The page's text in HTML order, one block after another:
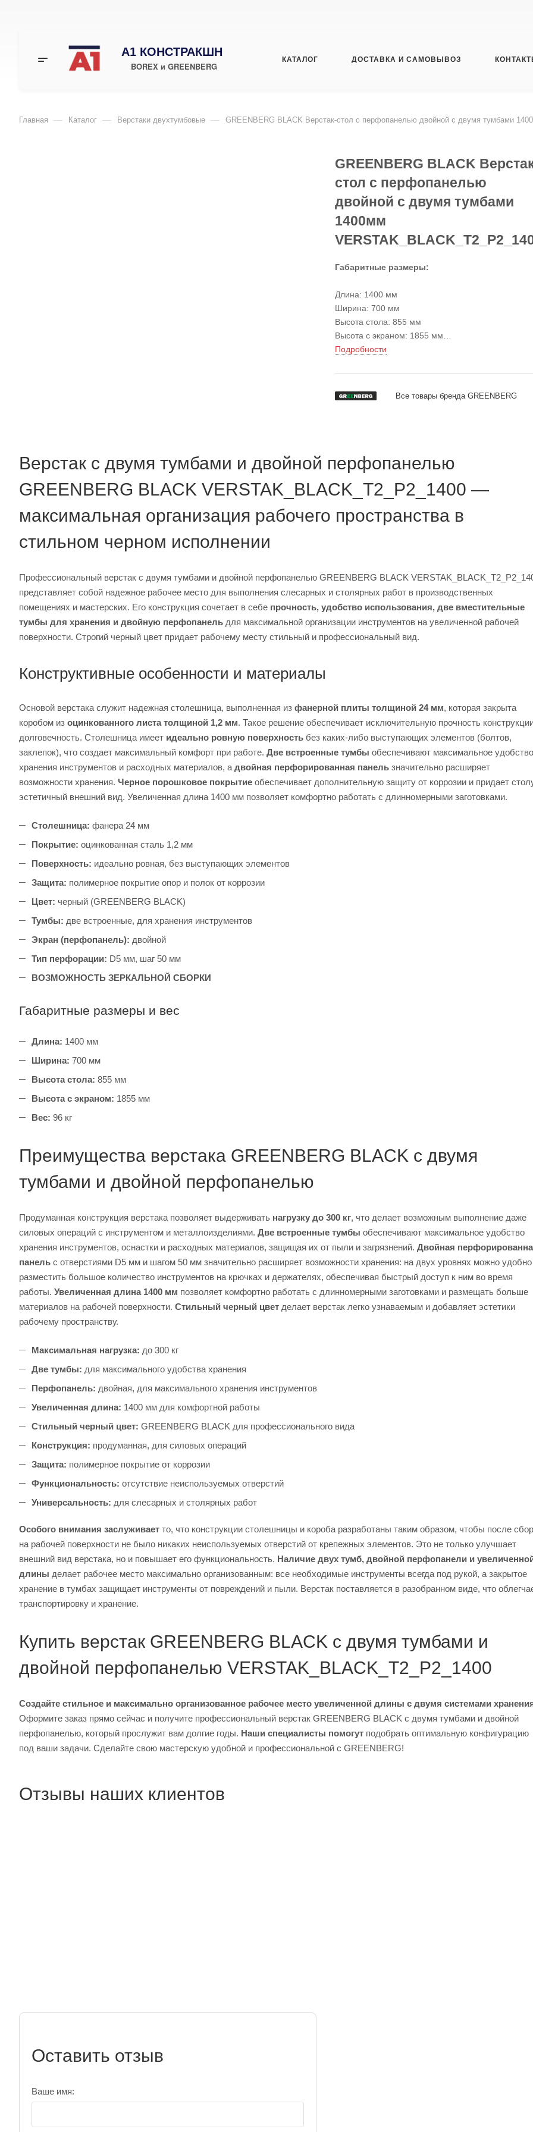
А1 КОНСТРАКШН
BOREX и GREENBERG
КАТАЛОГ ДОСТАВКА И САМОВЫВОЗ
Главная — Каталог — Верстаки двухтумбовые — GREENBERG BLACK Верстак-стол с перфопанелью двойной с двумя тумбами
GREENBERG BLACK
стол с перфопанелью
двойной с двумя тумбами
1400мм
Габаритные размеры:
Длина: 1400 мм
Ширина: 700 мм
Высота стола: 855 мм
Высота с экраном: 1855 мм
Вес: 96 кг
Подробности
Все товары бренда GREENBERG
Верстак с двумя тумбами и двойной перфопанелью
GREENBERG BLACK VERSTAK_BLACK_T2_P2_1400 —
максимальная организация рабочего пространства в
стильном черном исполнении
Профессиональный верстак с двумя тумбами и двойной перфопанелью GREENBERG BLACK
представляет собой надежное рабочее место для выполнения слесарных и столярных работ в производственных
помещениях и мастерских. Его конструкция сочетает в себе прочность, удобство использования, две вместительные
тумбы для хранения и двойную перфопанель для максимальной организации инструментов на увеличенной рабочей
поверхности. Строгий черный цвет придает рабочему месту стильный и профессиональный вид.
Конструктивные особенности и материалы
Основой верстака служит надежная столешница, выполненная из фанерной плиты толщиной 24 мм, которая закрыта
коробом из оцинкованного листа толщиной 1,2 мм. Такое решение обеспечивает исключительную прочность
долговечность. Столешница имеет идеально ровную поверхность без каких-либо выступающих элементов (болтов,
заклепок), что создает максимальный комфорт при работе. Две встроенные тумбы обеспечивают максимальное удобство
хранения инструментов и расходных материалов, а двойная перфорированная панель значительно расширяет
возможности хранения. Черное порошковое покрытие обеспечивает дополнительную защиту от коррозии и придает
эстетичный внешний вид. Увеличенная длина 1400 мм позволяет комфортно работать с длинномерными заготовками.
Столешница: фанера 24 мм
Покрытие: оцинкованная сталь 1,2 мм
Поверхность: идеально ровная, без выступающих элементов
Защита: полимерное покрытие опор и полок от коррозии
Цвет: черный (GREENBERG BLACK)
Тумбы: две встроенные, для хранения инструментов
Экран (перфопанель): двойной
Тип перфорации: D5 мм, шаг 50 мм
ВОЗМОЖНОСТЬ ЗЕРКАЛЬНОЙ СБОРКИ
Габаритные размеры и вес
Длина: 1400 мм
Ширина: 700 мм
Высота стола: 855 мм
Высота с экраном: 1855 мм
Вес: 96 кг
Преимущества верстака GREENBERG BLACK с двумя
тумбами и двойной перфопанелью
Продуманная конструкция верстака позволяет выдерживать нагрузку до 300 кг, что делает возможным выполнение даже
силовых операций с инструментом и металлоизделиями. Две встроенные тумбы обеспечивают максимальное удобство
хранения инструментов, оснастки и расходных материалов, защищая их от пыли и загрязнений. Двойная
панель с отверстиями D5 мм и шагом 50 мм значительно расширяет возможности хранения: на двух уровнях можно удобно
разместить большое количество инструментов на крючках и держателях, обеспечивая быстрый доступ к ним во время
работы. Увеличенная длина 1400 мм позволяет комфортно работать с длинномерными заготовками и размещать больше
материалов на рабочей поверхности. Стильный черный цвет делает верстак легко узнаваемым и добавляет эстетики
рабочему пространству.
Максимальная нагрузка: до 300 кг
Две тумбы: для максимального удобства хранения
Перфопанель: двойная, для максимального хранения инструментов
Увеличенная длина: 1400 мм для комфортной работы
Стильный черный цвет: GREENBERG BLACK для профессионального вида
Конструкция: продуманная, для силовых операций
Защита: полимерное покрытие от коррозии
Функциональность: отсутствие неиспользуемых отверстий
Универсальность: для слесарных и столярных работ
Особого внимания заслуживает то, что конструкции столешницы и короба разработаны таким образом, чтобы после
на рабочей поверхности не было никаких неиспользуемых отверстий от крепежных элементов. Это не только улучшает
внешний вид верстака, но и повышает его функциональность. Наличие двух тумб, двойной перфопанели и
длины делает рабочее место максимально организованным: все необходимые инструменты всегда под рукой, а закрытое
хранение в тумбах защищает инструменты от повреждений и пыли. Верстак поставляется в разобранном виде, что
транспортировку и хранение.
Купить верстак GREENBERG BLACK с двумя тумбами и
двойной перфопанелью VERSTAK_BLACK_T2_P2_1400
Создайте стильное и максимально организованное рабочее место увеличенной длины с двумя системами
Оформите заказ прямо сейчас и получите профессиональный верстак GREENBERG BLACK с двумя тумбами и двойной
перфопанелью, который прослужит вам долгие годы. Наши специалисты помогут подобрать оптимальную конфигурацию
под ваши задачи. Сделайте свою мастерскую удобной и профессиональной с GREENBERG!
Отзывы наших клиентов
Оставить отзыв
Ваше имя: